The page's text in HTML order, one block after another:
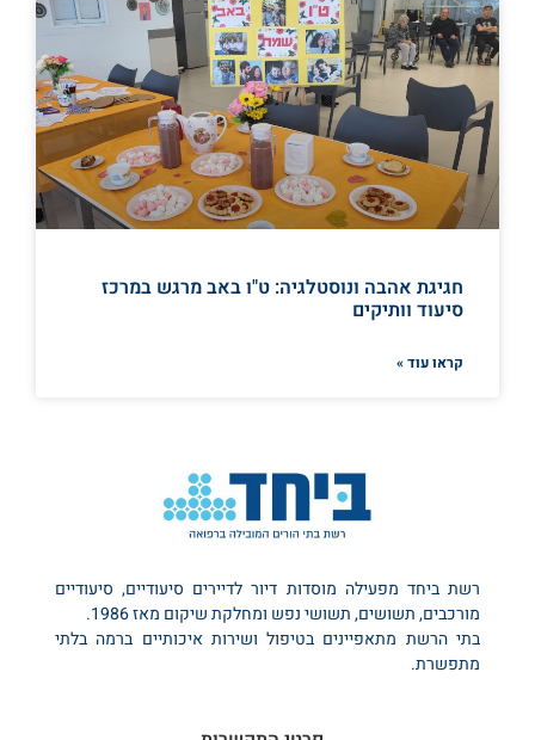
חגיגת אהבה ונוסטלגיה: ט"ו באב מרגש במרכז
סיעוד וותיקים
קראו עוד »
רשת ביחד מפעילה מוסדות דיור לדיירים סיעודיים, סיעודיים
מורכבים, תשושים, תשושי נפש ומחלקת שיקום מאז 1986.
בתי הרשת מתאפיינים בטיפול ושירות איכותיים ברמה בלתי
מתפשרת.